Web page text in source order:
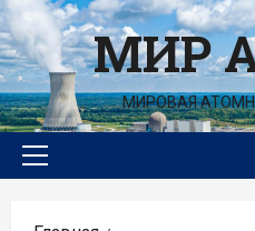
Перейти
к
содержимомуМИР
МИРОВАЯ
Основное